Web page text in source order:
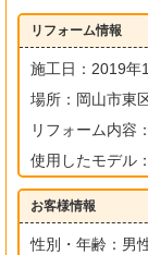
リフォーム情報
施工日：2019年
場所：岡山市東
リフォーム内容
使用したモデル：
お客様情報
性別・年齢：男